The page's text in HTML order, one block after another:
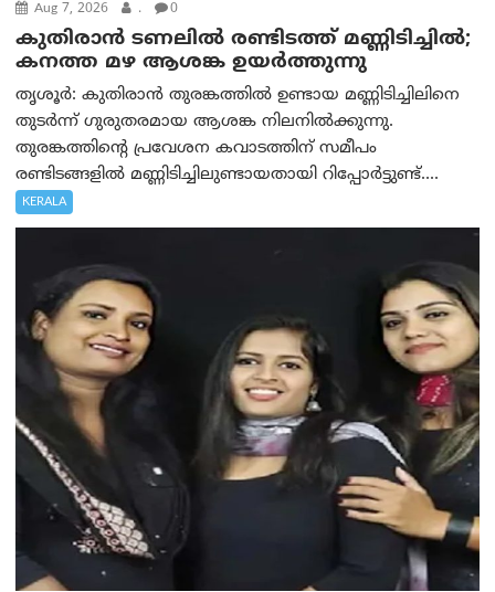
Aug 7, 2026 . 0
കുതിരാൻ ടണലിൽ രണ്ടിടത്ത് മണ്ണിടിച്ചിൽ;
കനത്ത മഴ ആശങ്ക ഉയർത്തുന്നു
തൃശൂർ: കുതിരാൻ തുരങ്കത്തിൽ ഉണ്ടായ മണ്ണിടിച്ചിലിനെ
തുടർന്ന് ഗുരുതരമായ ആശങ്ക നിലനിൽക്കുന്നു.
തുരങ്കത്തിന്റെ പ്രവേശന കവാടത്തിന് സമീപം
രണ്ടിടങ്ങളിൽ മണ്ണിടിച്ചിലുണ്ടായതായി റിപ്പോർട്ടുണ്ട്....
KERALA